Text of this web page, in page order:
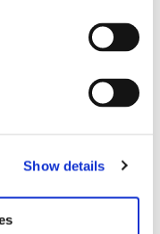
Show details
und erfahren